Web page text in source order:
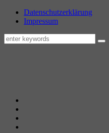
Datenschutzerklärung
Impressum